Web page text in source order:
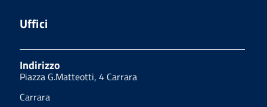
Uffici
Indirizzo
Piazza G.Matteotti, 4 Carrara
Carrara